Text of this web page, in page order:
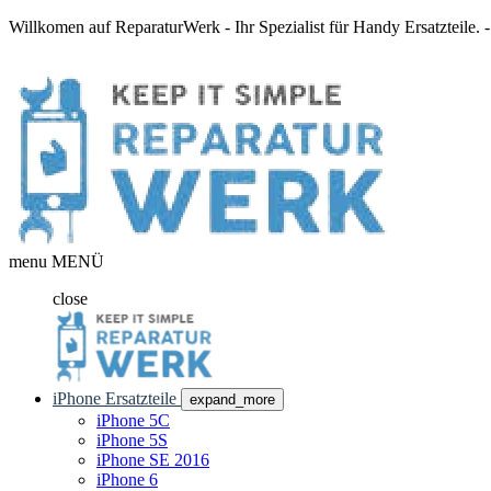
Willkomen auf ReparaturWerk - Ihr Spezialist für Handy Ersatzteile.
menu MENÜ
close
iPhone Ersatzteile expand_more
iPhone 5C
iPhone 5S
iPhone SE 2016
iPhone 6